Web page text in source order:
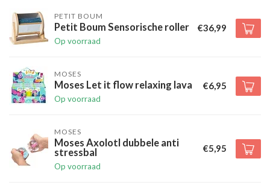
PETIT BOUM
Petit Boum Sensorische roller
Op voorraad
€36,99
MOSES
Moses Let it flow relaxing lava
Op voorraad
€6,95
MOSES
Moses Axolotl dubbele anti
stressbal
Op voorraad
€5,95